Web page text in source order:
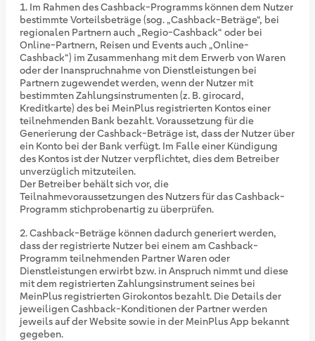
Im Rahmen des Cashback-Programms können dem Nutzer
bestimmte Vorteilsbeträge (sog. „Cashback-Beträge“, bei
regionalen Partnern auch „Regio-Cashback“ oder bei
Online-Partnern, Reisen und Events auch „Online-
Cashback“) im Zusammenhang mit dem Erwerb von Waren
oder der Inanspruchnahme von Dienstleistungen bei
Partnern zugewendet werden, wenn der Nutzer mit
bestimmten Zahlungsinstrumenten (z. B. girocard,
Kreditkarte) des bei MeinPlus registrierten Kontos einer
teilnehmenden Bank bezahlt. Voraussetzung für die
Generierung der Cashback-Beträge ist, dass der Nutzer über
ein Konto bei der Bank verfügt. Im Falle einer Kündigung
des Kontos ist der Nutzer verpflichtet, dies dem Betreiber
unverzüglich mitzuteilen.
Der Betreiber behält sich vor, die
Teilnahmevoraussetzungen des Nutzers für das Cashback-
Programm stichprobenartig zu überprüfen.
Cashback-Beträge können dadurch generiert werden,
dass der registrierte Nutzer bei einem am Cashback-
Programm teilnehmenden Partner Waren oder
Dienstleistungen erwirbt bzw. in Anspruch nimmt und diese
mit dem registrierten Zahlungsinstrument seines bei
MeinPlus registrierten Girokontos bezahlt. Die Details der
jeweiligen Cashback-Konditionen der Partner werden
jeweils auf der Website sowie in der MeinPlus App bekannt
gegeben.